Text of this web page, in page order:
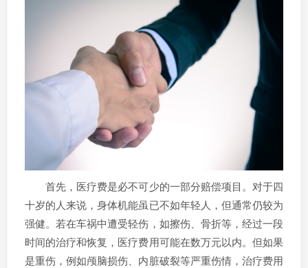
首先，医疗费是必不可少的一部分赔偿项目。对于四
十岁的人来说，身体机能虽已不如年轻人，但通常仍较为
强健。若在车祸中遭受轻伤，如擦伤、骨折等，经过一段
时间的治疗和恢复，医疗费用可能在数万元以内。但如果
是重伤，例如颅脑损伤、内脏破裂等严重伤情，治疗费用